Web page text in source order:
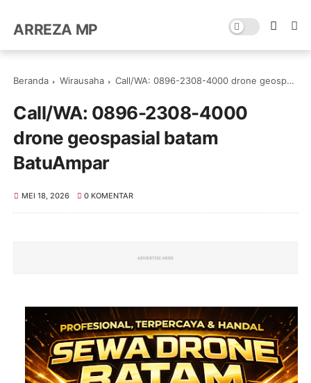
ARREZA MP
Beranda Wirausaha Call/WA: 0896-2308-4000 drone geospasial batam BatuAmpar
Call/WA: 0896-2308-4000
drone geospasial batam
BatuAmpar
MEI 18, 2026 0 KOMENTAR